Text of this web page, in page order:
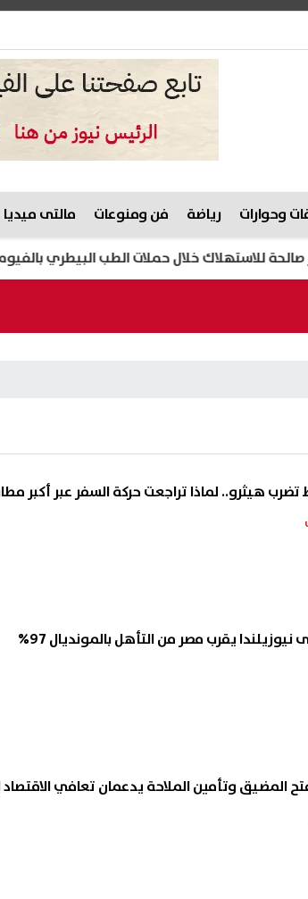
وحوارات رياضة فن ومنوعات مالتى ميديا
هيثرو.. لماذا تراجعت حركة السفر عبر أكبر
يقرب مصر من التأهل بالمونديال 97%
المضيق وتأمين الملاحة يدعمان تعافي الاقتصاد